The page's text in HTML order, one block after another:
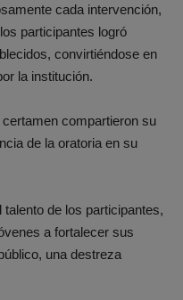
cada intervención,
participantes logró
convirtiéndose en
la institución.
compartieron su
de la oratoria en su
de los participantes,
a fortalecer sus
una destreza